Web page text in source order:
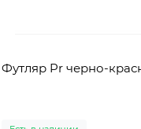
Футляр Pr черно-